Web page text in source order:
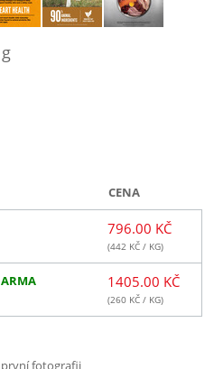
CENA
796.00 KČ
(442 KČ / KG)
1405.00 KČ
(260 KČ / KG)
fotografii